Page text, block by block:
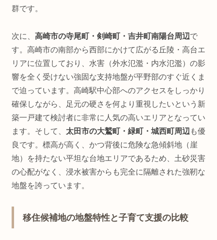
群です。
次に、 高崎市の寺尾町・剣崎町・吉井町南陽台周辺で
す。高崎市の南部から西部にかけて広がる丘陵・高台エ
リアに位置しており、水害（外水氾濫・内水氾濫）の影
響を全く受けない強固な支持地盤が平野部のすぐ近くま
で迫っています。高崎駅中心部へのアクセスをしっかり
確保しながら、足元の硬さを何より重視したいという新
築一戸建て検討者に非常に人気の高いエリアとなってい
ます。そして、 太田市の大鷲町・緑町・城西町周辺 も優
良です。標高が高く、かつ背後に危険な急傾斜地（崖
地）を持たない平坦な台地エリアであるため、土砂災害
の心配がなく、浸水被害からも完全に隔離された強靭な
地盤を誇っています。
移住候補地の地盤特性と子育て支援の比較